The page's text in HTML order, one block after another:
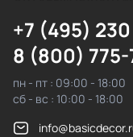
+7 (495)
8 (800)
пн - пт : 09:00 - 18:00
сб - вс : 10:00 - 18:00